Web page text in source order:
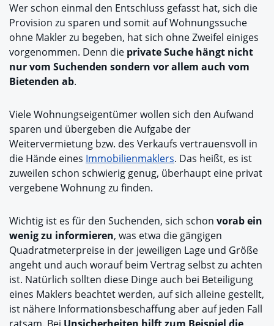
Wer schon einmal den Entschluss gefasst hat, sich die
Provision zu sparen und somit auf Wohnungssuche
ohne Makler zu begeben, hat sich ohne Zweifel einiges
vorgenommen. Denn die private Suche hängt nicht
nur vom Suchenden sondern vor allem auch vom
Bietenden ab.
Viele Wohnungseigentümer wollen sich den Aufwand
sparen und übergeben die Aufgabe der
Weitervermietung bzw. des Verkaufs vertrauensvoll in
die Hände eines Immobilienmaklers. Das heißt, es ist
zuweilen schon schwierig genug, überhaupt eine privat
vergebene Wohnung zu finden.
Wichtig ist es für den Suchenden, sich schon vorab ein
wenig zu informieren, was etwa die gängigen
Quadratmeterpreise in der jeweiligen Lage und Größe
angeht und auch worauf beim Vertrag selbst zu achten
ist. Natürlich sollten diese Dinge auch bei Beteiligung
eines Maklers beachtet werden, auf sich alleine gestellt,
ist nähere Informationsbeschaffung aber auf jeden Fall